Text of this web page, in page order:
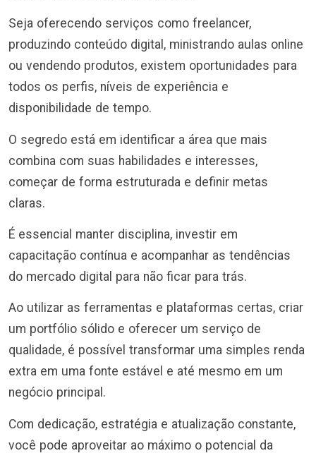
Seja oferecendo serviços como freelancer,
produzindo conteúdo digital, ministrando aulas online
ou vendendo produtos, existem oportunidades para
todos os perfis, níveis de experiência e
disponibilidade de tempo.
O segredo está em identificar a área que mais
combina com suas habilidades e interesses,
começar de forma estruturada e definir metas
claras.
É essencial manter disciplina, investir em
capacitação contínua e acompanhar as tendências
do mercado digital para não ficar para trás.
Ao utilizar as ferramentas e plataformas certas, criar
um portfólio sólido e oferecer um serviço de
qualidade, é possível transformar uma simples renda
extra em uma fonte estável e até mesmo em um
negócio principal.
Com dedicação, estratégia e atualização constante,
você pode aproveitar ao máximo o potencial da